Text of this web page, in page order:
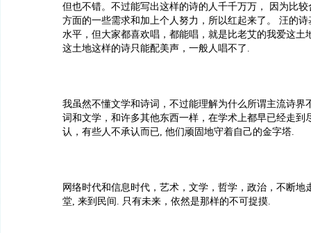
但也不错。不过能写出这样的诗的人千千万万， 因为比
方面的一些需求和加上个人努力，所以红起来了。 汪的
水平，但大家都喜欢唱，都能唱，就是比老艾的我爱这土
这土地这样的诗只能配美声，一般人唱不了.
我虽然不懂文学和诗词，不过能理解为什么所谓主流诗界
词和文学，和许多其他东西一样，在学术上都早已经走到
认，有些人不承认而已, 他们顽固地守着自己的金字塔.
网络时代和信息时代，艺术，文学，哲学，政治，不断地
堂, 来到民间. 只有未来，依然是那样的不可捉摸.